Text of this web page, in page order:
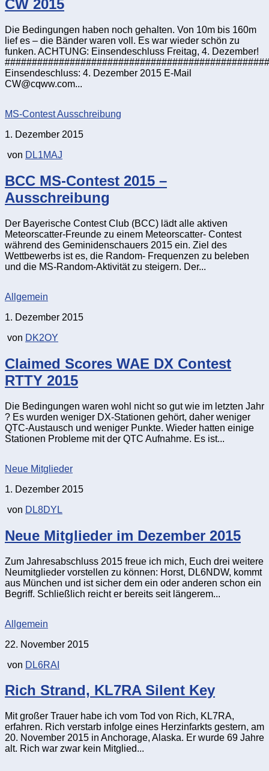
CW 2015
Die Bedingungen haben noch gehalten. Von 10m bis 160m
lief es – die Bänder waren voll. Es war wieder schön zu
funken. ACHTUNG: Einsendeschluss Freitag, 4. Dezember!
Einsendeschluss: 4. Dezember 2015 E-Mail
CW@cqww.com...
MS-Contest Ausschreibung
1. Dezember 2015
von DL1MAJ
BCC MS-Contest 2015 –
Ausschreibung
Der Bayerische Contest Club (BCC) lädt alle aktiven
Meteorscatter-Freunde zu einem Meteorscatter- Contest
während des Geminidenschauers 2015 ein. Ziel des
Wettbewerbs ist es, die Random- Frequenzen zu beleben
und die MS-Random-Aktivität zu steigern. Der...
Allgemein
1. Dezember 2015
von DK2OY
Claimed Scores WAE DX Contest
RTTY 2015
Die Bedingungen waren wohl nicht so gut wie im letzten Jahr
? Es wurden weniger DX-Stationen gehört, daher weniger
QTC-Austausch und weniger Punkte. Wieder hatten einige
Stationen Probleme mit der QTC Aufnahme. Es ist...
Neue Mitglieder
1. Dezember 2015
von DL8DYL
Neue Mitglieder im Dezember 2015
Zum Jahresabschluss 2015 freue ich mich, Euch drei weitere
Neumitglieder vorstellen zu können: Horst, DL6NDW, kommt
aus München und ist sicher dem ein oder anderen schon ein
Begriff. Schließlich reicht er bereits seit längerem...
Allgemein
22. November 2015
von DL6RAI
Rich Strand, KL7RA Silent Key
Mit großer Trauer habe ich vom Tod von Rich, KL7RA,
erfahren. Rich verstarb infolge eines Herzinfarkts gestern, am
20. November 2015 in Anchorage, Alaska. Er wurde 69 Jahre
alt. Rich war zwar kein Mitglied...